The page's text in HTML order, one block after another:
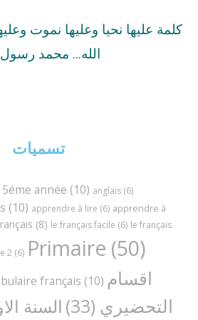
كلمة عليها نحيا وعليها نموت
الله… محمد رسول
تسميات
5éme année (10) anglais (6)
(10) apprendre à lire (6) apprendre à
(8) le français facile (6) le français
2 (6) Primaire (50)
français (10) اقسام
التحضيري (33) السنة